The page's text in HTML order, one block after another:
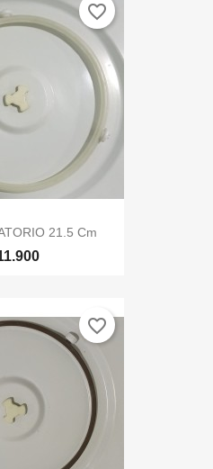
21.5 Cm
favorite_border
favorite_border